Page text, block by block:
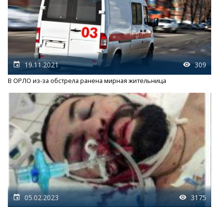
19.11.2021 309
В ОРЛО из-за обстрела ранена мирная жительница
05.02.2023 3175